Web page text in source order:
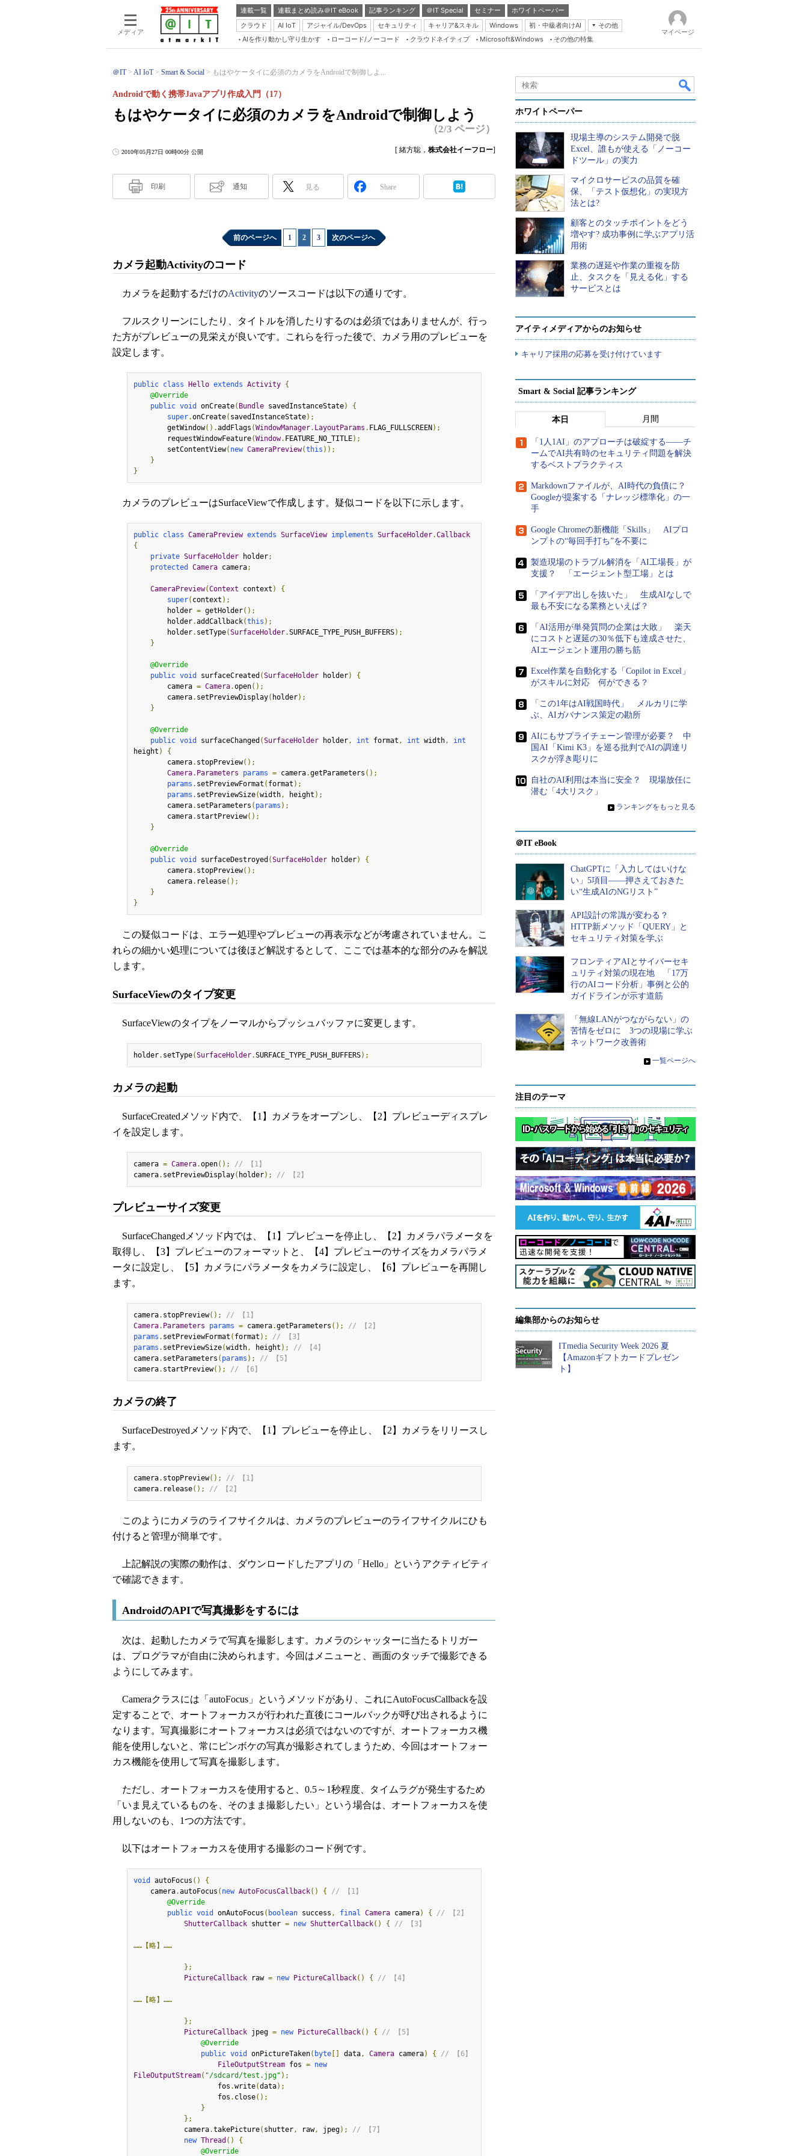
メディア
連載一覧 連載まとめ読み＠IT eBook 記事ランキング ＠IT Special セミナー
ホワイトペーパー
クラウド
AI IoT アジャイル/DevOps セキュリティ キャリア&スキル Windows 初・中級者向けAI
その他
Server & Storage
Database Expert
Master of IP Network
Security & Trust
AIを作り動かし守り生かす ローコード/ノーコード クラウドネイティブ Microsoft&Windows その他の特集
マイページ
＠IT AI IoT Smart & Social もはやケータイに必須のカメラをAndroidで制御しよ...
もはやケータイに必須のカメラをAndroidで制御しよう
Androidで動く携帯Javaアプリ作成入門（17）
（2/3 ページ）
2010年05月27日 00時00分 公開 [ 緒方聡， 株式会社イーフロー]
印刷 通知 見る Share
前のページへ 1 2 3 次のページへ
カメラ起動Activityのコード
カメラを起動するだけのActivityのソースコードは以下の通りです。
フルスクリーンにしたり、タイトルを消したりするのは必須ではありませんが、行っ
た方がプレビューの見栄えが良いです。これらを行った後で、カメラ用のプレビューを
設定します。
public class Hello extends Activity
{
@Override
public void onCreate( Bundle savedInstanceState)
{
super.onCreate( savedInstanceState);
        getWindow
().addFlags (WindowManager. LayoutParams . FLAG_FULLSCREEN );
        requestWindowFeature
(Window. FEATURE_NO_TITLE);
        setContentView
( new CameraPreview(this ));
}
}
カメラのプレビューはSurfaceViewで作成します。疑似コードを以下に示します。
public class CameraPreview extends SurfaceView implements SurfaceHolder.Callback
{
private SurfaceHolder holder;
protected
Camera camera;
CameraPreview(Context context )
{
super( context );
        holder
= getHolder();
        holder
.addCallback(this );
        holder
. setType(SurfaceHolder.SURFACE_TYPE_PUSH_BUFFERS);
}
@Override
public void surfaceCreated (SurfaceHolder holder)
{
        camera
= Camera.open();
        camera
. setPreviewDisplay( holder);
}
@Override
public void surfaceChanged (SurfaceHolder holder, int format , int width,
int
height )
{
        camera
. stopPreview();
Camera. Parameters params = camera.getParameters ();
params . setPreviewFormat ( format );
params . setPreviewSize(width, height );
        camera
. setParameters ( params );
        camera
. startPreview();
}
@Override
public void surfaceDestroyed (SurfaceHolder holder)
{
        camera
. stopPreview();
        camera
. release();
}
}
この疑似コードは、エラー処理やプレビューの再表示などが考慮されていません。こ
れらの細かい処理については後ほど解説するとして、ここでは基本的な部分のみを解説
します。
SurfaceViewのタイプ変更
SurfaceViewのタイプをノーマルからプッシュバッファに変更します。
holder. setType(SurfaceHolder.SURFACE_TYPE_PUSH_BUFFERS);
カメラの起動
SurfaceCreatedメソッド内で、【1】カメラをオープンし、【2】プレビューディスプレ
イを設定します。
camera = Camera.open();
// 【1】
camera. setPreviewDisplay( holder); // 【2】
プレビューサイズ変更
SurfaceChangedメソッド内では、【1】プレビューを停止し、【2】カメラパラメータを
取得し、【3】プレビューのフォーマットと、【4】プレビューのサイズをカメラパラメ
ータに設定し、【5】カメラにパラメータをカメラに設定し、【6】プレビューを再開し
ます。
camera. stopPreview();
// 【1】
Camera. Parameters params = camera.getParameters ();
// 【2】
params . setPreviewFormat ( format );
// 【3】
params . setPreviewSize(width, height );
// 【4】
camera. setParameters ( params );
// 【5】
camera. startPreview(); // 【6】
カメラの終了
SurfaceDestroyedメソッド内で、【1】プレビューを停止し、【2】カメラをリリースし
ます。
camera. stopPreview();
// 【1】
camera. release(); // 【2】
このようにカメラのライフサイクルは、カメラのプレビューのライフサイクルにひも
付けると管理が簡単です。
上記解説の実際の動作は、ダウンロードしたアプリの「Hello」というアクティビティ
で確認できます。
AndroidのAPIで写真撮影をするには
次は、起動したカメラで写真を撮影します。カメラのシャッターに当たるトリガー
は、プログラマが自由に決められます。今回はメニューと、画面のタッチで撮影できる
ようにしてみます。
Cameraクラスには「autoFocus」というメソッドがあり、これにAutoFocusCallbackを設
定することで、オートフォーカスが行われた直後にコールバックが呼び出されるように
なります。写真撮影にオートフォーカスは必須ではないのですが、オートフォーカス機
能を使用しないと、常にピンボケの写真が撮影されてしまうため、今回はオートフォー
カス機能を使用して写真を撮影します。
ただし、オートフォーカスを使用すると、0.5～1秒程度、タイムラグが発生するため
「いま見えているものを、そのまま撮影したい」という場合は、オートフォーカスを使
用しないのも、1つの方法です。
以下はオートフォーカスを使用する撮影のコード例です。
void autoFocus ()
{
    camera
.autoFocus ( new AutoFocusCallback() {
// 【1】
@Override
public void onAutoFocus ( boolean success , final Camera camera) {
// 【2】
ShutterCallback shutter = new ShutterCallback() { // 【3】
……【略】……
};
PictureCallback raw = new PictureCallback() { // 【4】
……【略】……
};
PictureCallback jpeg = new PictureCallback() {
// 【5】
@Override
public void onPictureTaken( byte[] data, Camera camera) {
// 【6】
FileOutputStream fos =
new
FileOutputStream( "/sdcard/test.jpg" );
                    fos
.write(data);
                    fos
. close();
}
};
            camera
.takePicture( shutter, raw, jpeg);
// 【7】
new Thread ()
{
@Override
ホワイトペーパー
現場主導のシステム開発で脱
Excel、誰もが使える「ノーコー
ドツール」の実力
マイクロサービスの品質を確
保、「テスト仮想化」の実現方
法とは?
顧客とのタッチポイントをどう
増やす? 成功事例に学ぶアプリ活
用術
業務の遅延や作業の重複を防
止、タスクを「見える化」する
サービスとは
アイティメディアからのお知らせ
キャリア採用の応募を受け付けています
Smart & Social 記事ランキング
本日 月間
「1人1AI」のアプローチは破綻する――チ
ームでAI共有時のセキュリティ問題を解決
するベストプラクティス
Markdownファイルが、AI時代の負債に？
Googleが提案する「ナレッジ標準化」の一
手
Google Chromeの新機能「Skills」 AIプロ
ンプトの“毎回手打ち”を不要に
製造現場のトラブル解消を「AI工場長」が
支援？ 「エージェント型工場」とは
「アイデア出しを抜いた」 生成AIなしで
最も不安になる業務といえば？
「AI活用が単発質問の企業は大敗」 楽天
にコストと遅延の30％低下も達成させた、
AIエージェント運用の勝ち筋
Excel作業を自動化する「Copilot in Excel」
がスキルに対応 何ができる？
「この1年はAI戦国時代」 メルカリに学
ぶ、AIガバナンス策定の勘所
AIにもサプライチェーン管理が必要？ 中
国AI「Kimi K3」を巡る批判でAIの調達リ
スクが浮き彫りに
自社のAI利用は本当に安全？ 現場放任に
潜む「4大リスク」
» ランキングをもっと見る
＠IT eBook
ChatGPTに「入力してはいけな
い」5項目――押さえておきた
い“生成AIのNGリスト”
API設計の常識が変わる？
HTTP新メソッド「QUERY」と
セキュリティ対策を学ぶ
フロンティアAIとサイバーセキ
ュリティ対策の現在地 「17万
行のAIコード分析」事例と公的
ガイドラインが示す道筋
「無線LANがつながらない」の
苦情をゼロに 3つの現場に学ぶ
ネットワーク改善術
» 一覧ページへ
注目のテーマ
編集部からのお知らせ
ITmedia Security Week 2026 夏
【Amazonギフトカードプレゼン
ト】